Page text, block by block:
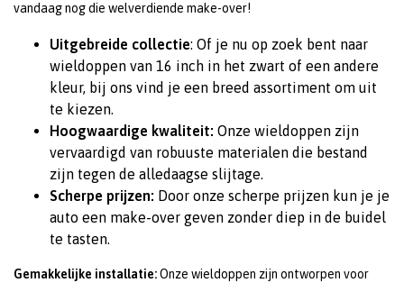
vandaag nog die welverdiende make-over!
Uitgebreide collectie: Of je nu op zoek bent naar
wieldoppen van 16 inch in het zwart of een andere
kleur, bij ons vind je een breed assortiment om uit
te kiezen.
Hoogwaardige kwaliteit: Onze wieldoppen zijn
vervaardigd van robuuste materialen die bestand
zijn tegen de alledaagse slijtage.
Scherpe prijzen: Door onze scherpe prijzen kun je je
auto een make-over geven zonder diep in de buidel
te tasten.
Gemakkelijke installatie:Onze wieldoppen zijn ontworpen voor